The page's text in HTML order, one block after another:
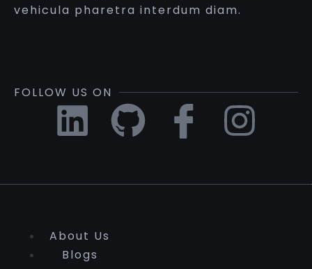
vehicula pharetra interdum diam.
FOLLOW US ON
About Us
Blogs